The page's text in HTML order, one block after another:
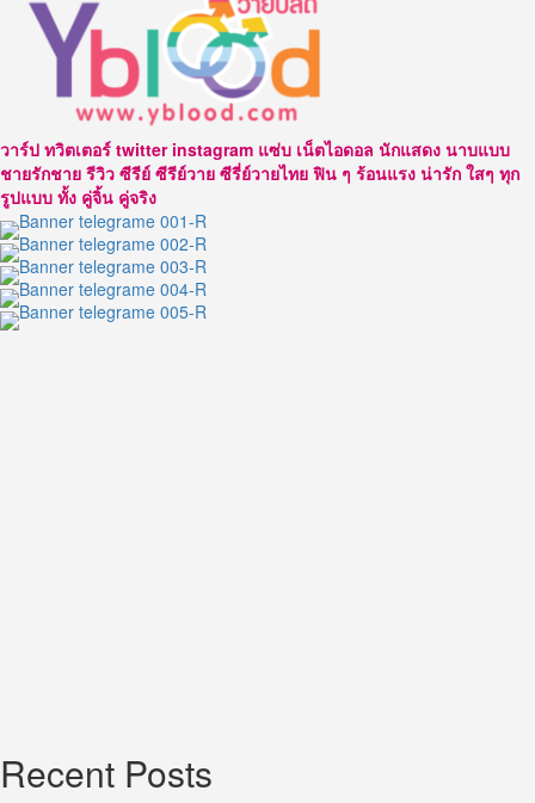
about
น
นกุล
ชานน
หนุ่ม
หน้า
ตี๋
ผล
งาน
มากมาย
วาร์ป ทวิตเตอร์ twitter instagram แซ่บ เน็ตไอดอล นักแสดง นาบแบบ
ชายรักชาย รีวิว ซีรีย์ ซีรีย์วาย ซีรี่ย์วายไทย ฟิน ๆ ร้อนแรง น่ารัก ใสๆ ทุก
รูปแบบ ทั้ง คู่จิ้น คู่จริง
Recent Posts